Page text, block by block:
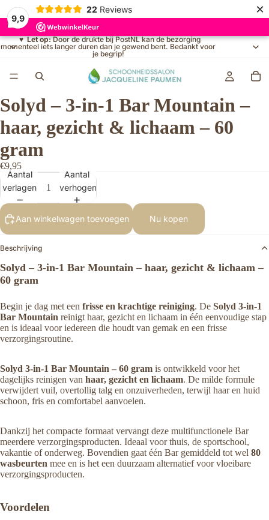
9,9
22 Reviews ×
♥Let op:Door de drukte bij PostNL kan de bezorging
momenteel iets langer duren dan je gewend bent. Bedankt voor
je begrip!
Solyd – 3-in-1 Bar Mountain –
haar, gezicht & lichaam – 60
gram
€9,95
Aantal
verlagen
Aantal
verhogen
Aan winkelwagen toevoegen Nu kopen
Beschrijving
Solyd – 3-in-1 Bar Mountain – haar, gezicht & lichaam –
60 gram
Begin je dag met een frisse en krachtige reiniging. De Solyd 3-in-1
Bar Mountain reinigt haar, gezicht en lichaam in één eenvoudige stap
en is ideaal voor iedereen die houdt van gemak en een frisse
verzorgingsroutine.
Solyd 3-in-1 Bar Mountain – 60 gram is ontwikkeld voor het
dagelijks reinigen van haar, gezicht en lichaam. De milde formule
verwijdert vuil, overtollig talg en onzuiverheden, terwijl haar en huid
schoon, fris en comfortabel aanvoelen.
Dankzij het compacte formaat vervangt deze multifunctionele Bar
meerdere verzorgingsproducten. Ideaal voor thuis, de sportschool,
vakantie of onderweg. Bovendien gaat één Bar gemiddeld tot wel 80
wasbeurten mee en is het een duurzaam alternatief voor vloeibare
verzorgingsproducten.
Voordelen